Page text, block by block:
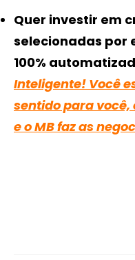
Quer investir em
selecionadas por
100%
Inteligente! Você
sentido para
e o MB faz as